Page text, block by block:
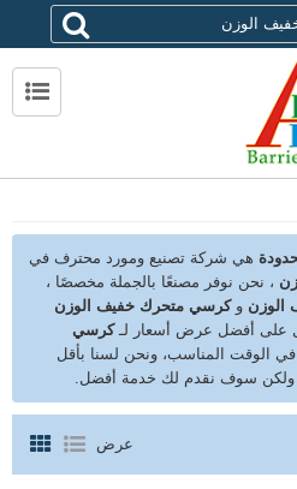
هي شركة تصنيع ومورد محترف في
، نحن نوفر مصنعًا بالجملة مخصصًا ،
وكرسي متحرك خفيف الوزن
على أفضل عرض أسعار لـكرسي
الوقت المناسب، ونحن لسنا بأقل
ولكن سوف نقدم لك خدمة أفضل.
عرض